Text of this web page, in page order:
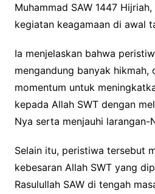
Muhammad SAW 1447
kegiatan keagamaan di awal
Ia menjelaskan bahwa
mengandung banyak hikmah,
momentum untuk
kepada Allah SWT dengan
Nya serta menjauhi larangan-
Selain itu, peristiwa tersebut
kebesaran Allah SWT yang
Rasulullah SAW di tengah